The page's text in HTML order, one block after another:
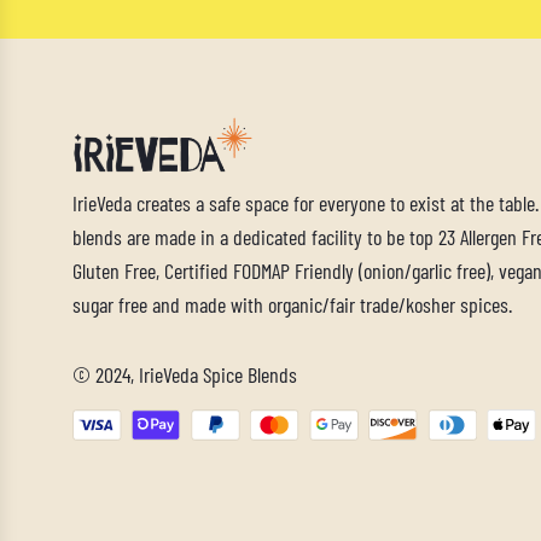
IrieVeda creates a safe space for everyone to exist at the
blends are made in a dedicated facility to be top 23 Allergen
Gluten Free, Certified FODMAP Friendly (onion/garlic free),
sugar free and made with organic/fair trade/kosher spices.
© 2024, IrieVeda Spice Blends